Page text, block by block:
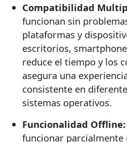
Compatibilidad
funcionan sin
plataformas y
escritorios,
reduce el tiempo y los
asegura una
consistente en
sistemas operativos.
Funcionalidad Offline:
funcionar parcialmente